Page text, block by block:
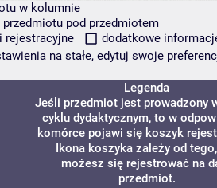
w kolumnie
pod przedmiotem
rejestracyjne
dodatkowe
na stałe, edytuj swoje
Legenda
Jeśli przedmiot jest prowadzony
cyklu dydaktycznym, to w
komórce pojawi się koszyk
Ikona koszyka zależy od
możesz się rejestrować na
przedmiot.